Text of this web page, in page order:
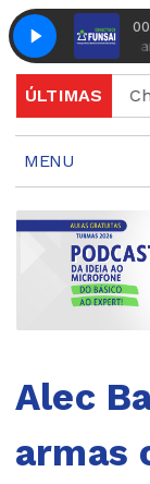
Manhã
ÚLTIMAS
ChatGPT
MENU
Alec
armas